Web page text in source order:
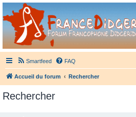
France Didgeridoo
Didgeridoo et Guimbarde sur France Didgeridoo -
Smartfeed FAQ
Accueil du forum Rechercher
Rechercher